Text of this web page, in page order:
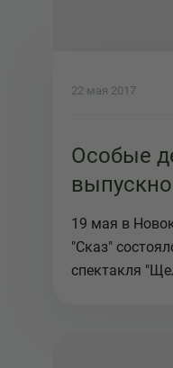
22 мая 2017
Особые
19 мая в
"Сказ"
спектакля